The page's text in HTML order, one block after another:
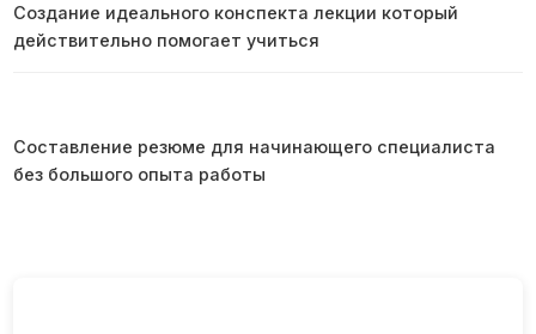
Создание идеального конспекта лекции который
действительно помогает учиться
Составление резюме для начинающего специалиста
без большого опыта работы